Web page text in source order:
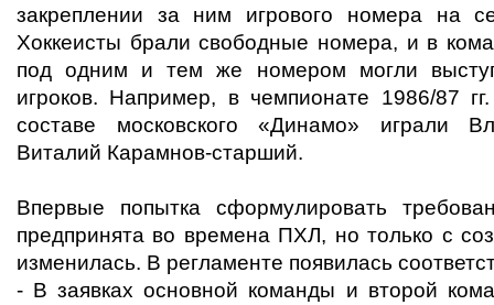
закреплении за ним игрового номера на
Хоккеисты брали свободные номера, и в
под одним и тем же номером могли
игроков. Например, в чемпионате 1986/87
составе московского «Динамо» играли
Виталий Карамнов-старший.
Впервые попытка сформулировать
предпринята во времена ПХЛ, но только с
изменилась. В регламенте появилась
- В заявках основной команды и второй